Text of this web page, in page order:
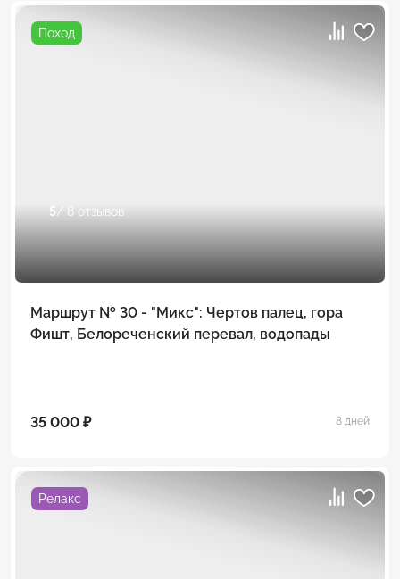
Поход
5/ 8 отзывов
Маршрут № 30 - "Микс": Чертов палец, гора
Фишт, Белореченский перевал, водопады
35 000 ₽ 8 дней
Релакс